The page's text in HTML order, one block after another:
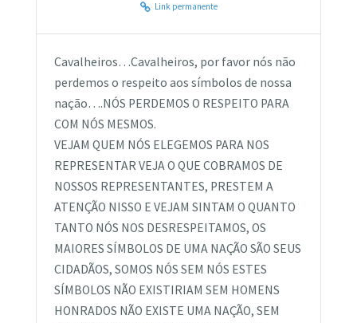
Link permanente
Cavalheiros…Cavalheiros, por favor nós não
perdemos o respeito aos símbolos de nossa
nação….NÓS PERDEMOS O RESPEITO PARA
COM NÓS MESMOS.
VEJAM QUEM NÓS ELEGEMOS PARA NOS
REPRESENTAR VEJA O QUE COBRAMOS DE
NOSSOS REPRESENTANTES, PRESTEM A
ATENÇÃO NISSO E VEJAM SINTAM O QUANTO
TANTO NÓS NOS DESRESPEITAMOS, OS
MAIORES SÍMBOLOS DE UMA NAÇÃO SÃO SEUS
CIDADÃOS, SOMOS NÓS SEM NÓS ESTES
SÍMBOLOS NÃO EXISTIRIAM SEM HOMENS
HONRADOS NÃO EXISTE UMA NAÇÃO, SEM